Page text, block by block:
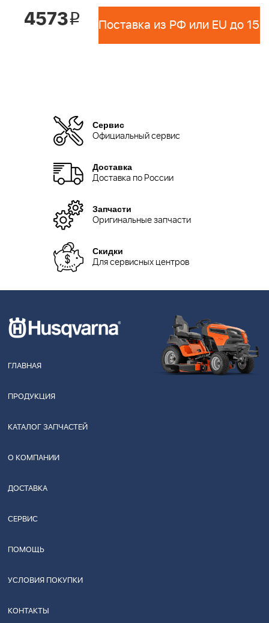
4573i
Сервис
Официальный сервис
Доставка
Доставка по России
Запчасти
Оригинальные запчасти
Скидки
Для сервисных центров
ГЛАВНАЯ
ПРОДУКЦИЯ
КАТАЛОГ ЗАПЧАСТЕЙ
О КОМПАНИИ
ДОСТАВКА
СЕРВИС
ПОМОЩЬ
УСЛОВИЯ ПОКУПКИ
КОНТАКТЫ